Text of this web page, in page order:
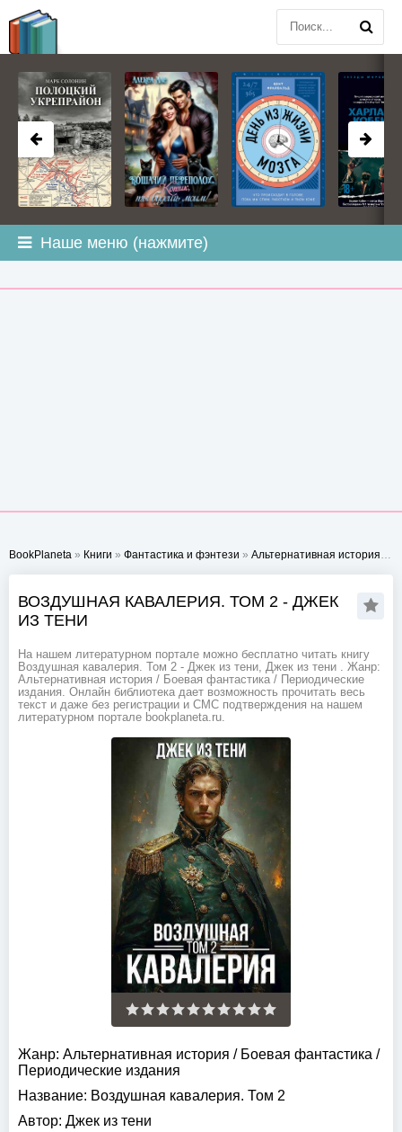
Наше меню (нажмите)
BookPlaneta » Книги » Фантастика и фэнтези » Альтернативная история»
ВОЗДУШНАЯ КАВАЛЕРИЯ. ТОМ 2 - ДЖЕК
ИЗ ТЕНИ
На нашем литературном портале можно бесплатно читать книгу
Воздушная кавалерия. Том 2 - Джек из тени, Джек из тени . Жанр:
Альтернативная история / Боевая фантастика / Периодические
издания. Онлайн библиотека дает возможность прочитать весь
текст и даже без регистрации и СМС подтверждения на нашем
литературном портале bookplaneta.ru.
Жанр: Альтернативная история / Боевая фантастика /
Периодические издания
Название: Воздушная кавалерия. Том 2
Автор: Джек из тени
BOOKPLANETA.COM